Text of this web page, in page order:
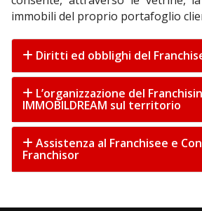
immobili del proprio portafoglio
Diritti ed obblighi del
L’organizzazione del
IMMOBILDREAM sul territorio
Assistenza al Franchisee e
Franchisor